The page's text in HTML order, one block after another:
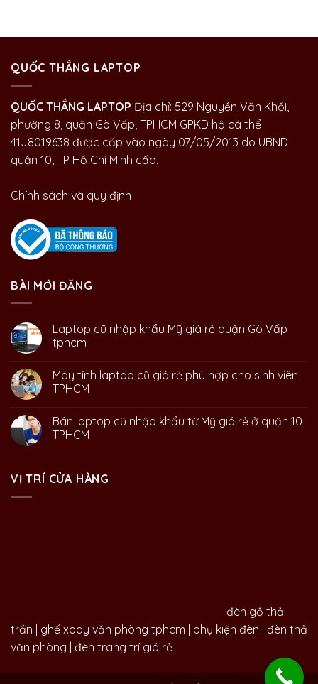
QUỐC THẮNG LAPTOP
QUỐC THẮNG LAPTOP Địa chỉ: 529 Nguyễn Văn Khối,
phường 8, quận Gò Vấp, TPHCM GPKD hộ cá thể
41J8019638 được cấp vào ngày 07/05/2013 do UBND
quận 10, TP Hồ Chí Minh cấp.
Chính sách và quy định
BÀI MỚI ĐĂNG
Laptop cũ nhập khẩu Mỹ giá rẻ quận Gò Vấp
tphcm
Máy tính laptop cũ giá rẻ phù hợp cho sinh viên
TPHCM
Bán laptop cũ nhập khẩu từ Mỹ giá rẻ ở quận 10
TPHCM
VỊ TRÍ CỬA HÀNG
đèn gỗ thả
trần | ghế xoay văn phòng tphcm | phụ kiện đèn | đèn thả
văn phòng | đèn trang trí giá rẻ